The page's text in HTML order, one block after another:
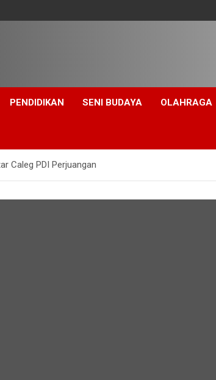
PENDIDIKAN SENI BUDAYA OLAHRAGA
Caleg PDI Perjuangan